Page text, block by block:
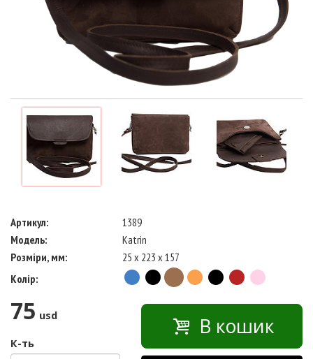
Артикул:
1389
Модель:
Katrin
Розміри, мм:
25 x 223 x 157
Колір:
75 usd
К-ть
В кошик